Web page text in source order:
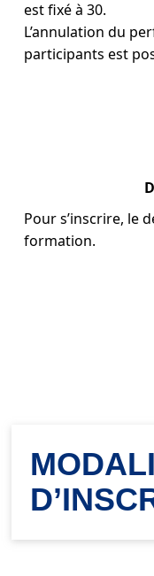
est fixé à 30.
L’annulation du
participants est
Pour s’inscrire, le
formation.